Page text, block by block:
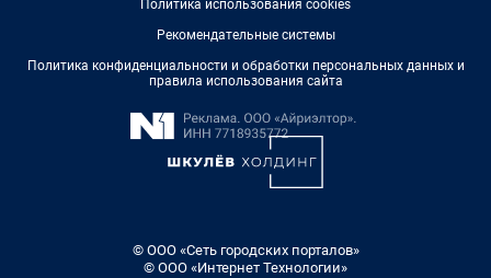
Политика использования cookies
Рекомендательные системы
Политика конфиденциальности и обработки персональных данных и
правила использования сайта
© ООО «Сеть городских порталов»
© ООО «Интернет Технологии»